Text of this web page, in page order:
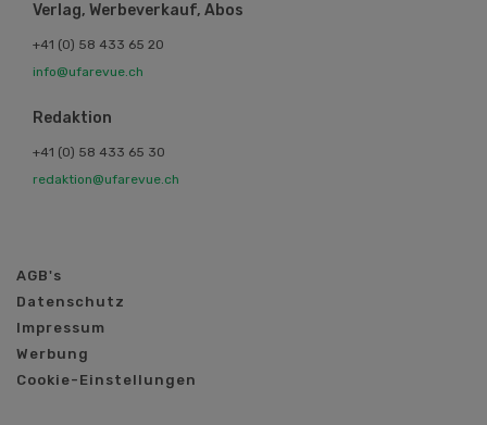
Verlag, Werbeverkauf, Abos
+41 (0) 58 433 65 20
info@ufarevue.ch
Redaktion
+41 (0) 58 433 65 30
redaktion@ufarevue.ch
AGB's
Datenschutz
Impressum
Werbung
Cookie-Einstellungen